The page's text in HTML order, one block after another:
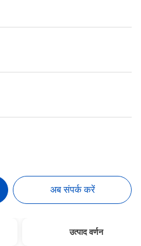
अब संपर्क करें
उत्पाद वर्णन